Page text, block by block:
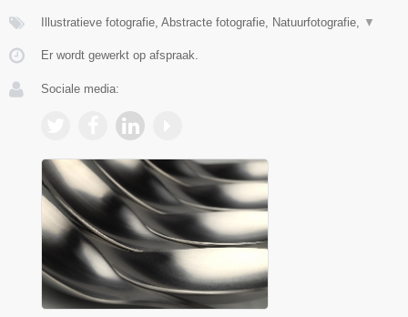
Illustratieve fotografie, Abstracte fotografie, Natuurfotografie, ▼
Er wordt gewerkt op afspraak.
Sociale media: